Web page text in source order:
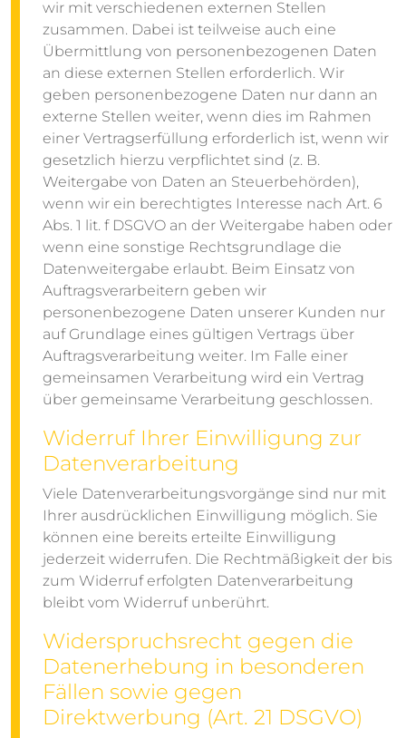
wir mit verschiedenen externen Stellen
zusammen. Dabei ist teilweise auch eine
Übermittlung von personenbezogenen Daten
an diese externen Stellen erforderlich. Wir
geben personenbezogene Daten nur dann an
externe Stellen weiter, wenn dies im Rahmen
einer Vertragserfüllung erforderlich ist, wenn wir
gesetzlich hierzu verpflichtet sind (z. B.
Weitergabe von Daten an Steuerbehörden),
wenn wir ein berechtigtes Interesse nach Art. 6
Abs. 1 lit. f DSGVO an der Weitergabe haben oder
wenn eine sonstige Rechtsgrundlage die
Datenweitergabe erlaubt. Beim Einsatz von
Auftragsverarbeitern geben wir
personenbezogene Daten unserer Kunden nur
auf Grundlage eines gültigen Vertrags über
Auftragsverarbeitung weiter. Im Falle einer
gemeinsamen Verarbeitung wird ein Vertrag
über gemeinsame Verarbeitung geschlossen.
Widerruf Ihrer Einwilligung zur
Datenverarbeitung
Viele Datenverarbeitungsvorgänge sind nur mit
Ihrer ausdrücklichen Einwilligung möglich. Sie
können eine bereits erteilte Einwilligung
jederzeit widerrufen. Die Rechtmäßigkeit der bis
zum Widerruf erfolgten Datenverarbeitung
bleibt vom Widerruf unberührt.
Widerspruchsrecht gegen die
Datenerhebung in besonderen
Fällen sowie gegen
Direktwerbung (Art. 21 DSGVO)